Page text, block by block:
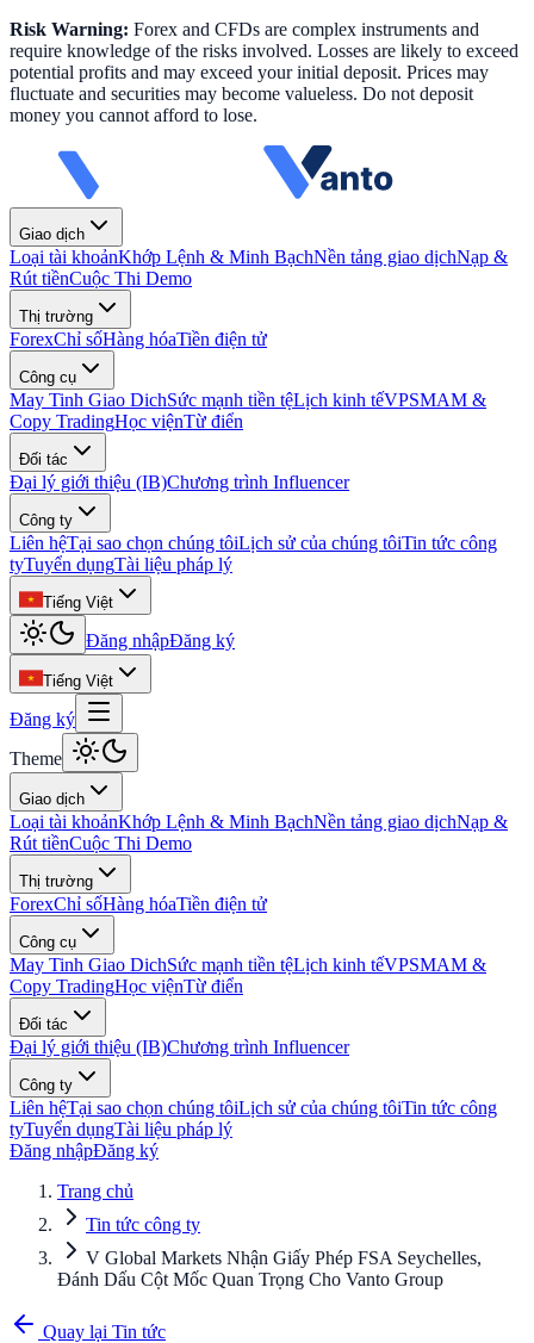
Risk Warning: Forex and CFDs are complex instruments and
require knowledge of the risks involved. Losses are likely to exceed
potential profits and may exceed your initial deposit. Prices may
fluctuate and securities may become valueless. Do not deposit
money you cannot afford to lose.
Giao dịch
Loại tài khoảnKhớp Lệnh & Minh BạchNền tảng giao dịchNạp &
Rút tiềnCuộc Thi Demo
Thị trường
ForexChỉ sốHàng hóaTiền điện tử
Công cụ
May Tinh Giao DichSức mạnh tiền tệLịch kinh tếVPSMAM &
Copy TradingHọc việnTừ điển
Đối tác
Đại lý giới thiệu (IB)Chương trình Influencer
Công ty
Liên hệTại sao chọn chúng tôiLịch sử của chúng tôiTin tức công
tyTuyển dụngTài liệu pháp lý
Tiếng Việt
Đăng nhậpĐăng ký
Tiếng Việt
Đăng ký
Theme
Giao dịch
Loại tài khoảnKhớp Lệnh & Minh BạchNền tảng giao dịchNạp &
Rút tiềnCuộc Thi Demo
Thị trường
ForexChỉ sốHàng hóaTiền điện tử
Công cụ
May Tinh Giao DichSức mạnh tiền tệLịch kinh tếVPSMAM &
Copy TradingHọc việnTừ điển
Đối tác
Đại lý giới thiệu (IB)Chương trình Influencer
Công ty
Liên hệTại sao chọn chúng tôiLịch sử của chúng tôiTin tức công
tyTuyển dụngTài liệu pháp lý
Đăng nhậpĐăng ký
Trang chủ
Tin tức công ty
V Global Markets Nhận Giấy Phép FSA Seychelles,
Đánh Dấu Cột Mốc Quan Trọng Cho Vanto Group
Quay lại Tin tức